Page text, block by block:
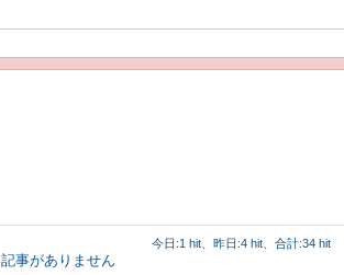
今日:1 hit、昨日:4 hit、合計:34 hit
記事がありません